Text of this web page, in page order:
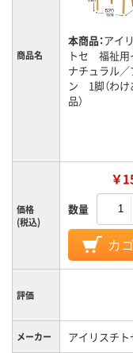
商品名
本商品：アイ
トセ 福祉
ナチュラル／
ン 1脚（わけ
品）
価格
(税込)
￥
数量
カ
評価
メーカー アイリスチト